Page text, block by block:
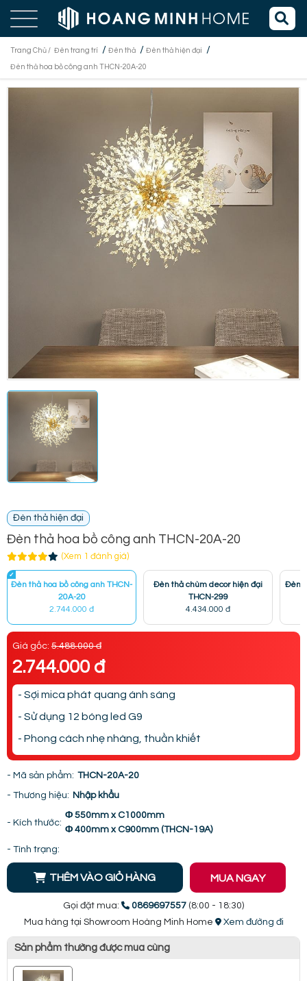
Trang Chủ / Đèn trang trí / Đèn thả / Đèn thả hiện đại /
Đèn thả hoa bồ công anh THCN-20A-20
Đèn thả hiện đại
Đèn thả hoa bồ công anh THCN-20A-20
(Xem 1 đánh giá)
Đèn thả hoa bồ công anh THCN-
20A-20
2.744.000 đ
Đèn thả chùm decor hiện đại
THCN-299
4.434.000 đ
Đèn
Giá gốc: 5.488.000 đ
2.744.000 đ
- Sợi mica phát quang ánh sáng
- Sử dụng 12 bóng led G9
- Phong cách nhẹ nhàng, thuần khiết
- Mã sản phẩm: THCN-20A-20
- Thương hiệu: Nhập khẩu
- Kích thước:
Φ 550mm x C1000mm
Φ 400mm x C900mm (THCN-19A)
- Tình trạng:
THÊM VÀO GIỎ HÀNG MUA NGAY
Gọi đặt mua: 0869697557 (8:00 - 18:30)
Mua hàng tại Showroom Hoàng Minh Home
Xem đường đi
Sản phẩm thường được mua cùng